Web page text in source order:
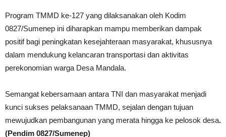
Program TMMD ke-127 yang dilaksanakan oleh Kodim
0827/Sumenep ini diharapkan mampu memberikan dampak
positif bagi peningkatan kesejahteraan masyarakat, khususnya
dalam mendukung kelancaran transportasi dan aktivitas
perekonomian warga Desa Mandala.
Semangat kebersamaan antara TNI dan masyarakat menjadi
kunci sukses pelaksanaan TMMD, sejalan dengan tujuan
mewujudkan pembangunan yang merata hingga ke pelosok desa.
(Pendim 0827/Sumenep)